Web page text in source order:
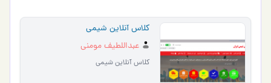
کلاس آنلاین شیمی
عبداللطیف مومنی
کلاس آنلاین شیمی